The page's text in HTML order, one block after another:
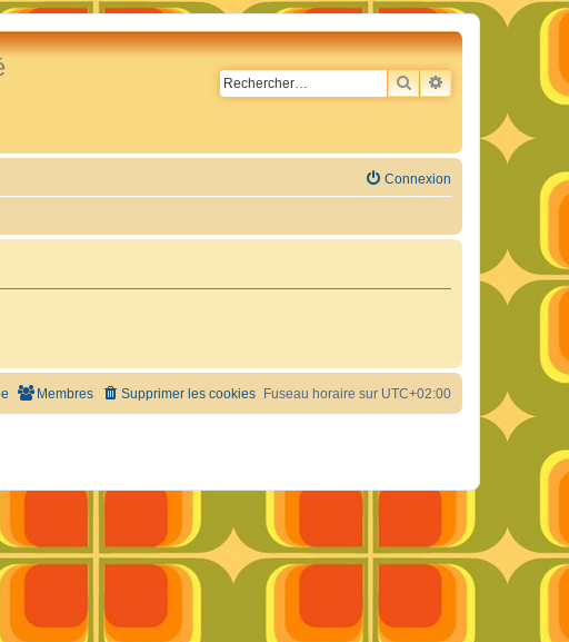
RECHERCHER
RECHERCHE
Connexion
Fuseau horaire sur UTC+02:00
Supprimer les cookies
Membres